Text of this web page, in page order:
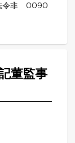
令非
0090
董監事